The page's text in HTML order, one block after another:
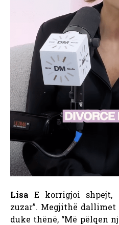
Lisa E korrigjoi shpejt,
zuzar”. Megjithë
duke thënë, “Më pëlqen